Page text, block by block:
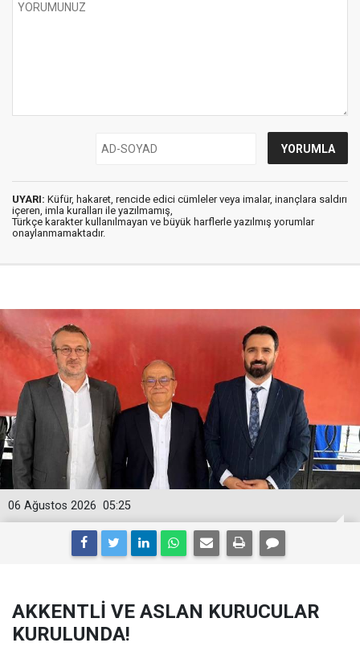
UYARI: Küfür, hakaret, rencide edici cümleler veya imalar, inançlara saldırı
içeren, imla kuralları ile yazılmamış,
Türkçe karakter kullanılmayan ve büyük harflerle yazılmış yorumlar
onaylanmamaktadır.
05:25
06 Ağustos 2026
AKKENTLİ VE ASLAN KURUCULAR
KURULUNDA!